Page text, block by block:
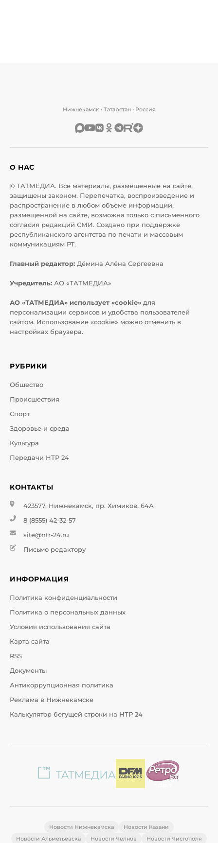
Нижнекамск • Татарстан • Россия
О НАС
© ТАТМЕДИА. Все материалы, размещенные на сайте,
защищены законом. Перепечатка, воспроизведение и
распространение в любом объеме информации,
размещенной на сайте, возможна только с письменного
согласия редакций СМИ. Создано при поддержке
республиканского агентства по печати и массовым
коммуникациям РТ.
Главный редактор: Дёмина Алёна Сергеевна
Учредитель: АО «ТАТМЕДИА»
АО «ТАТМЕДИА» использует «cookie» для
персонализации сервисов и удобства пользователей
сайтом. Использование «cookie» можно отменить в
настройках браузера.
РУБРИКИ
Общество
Происшествия
Спорт
Здоровье и среда
Культура
Передачи НТР 24
КОНТАКТЫ
423577, Нижнекамск, пр. Химиков, 64А
8 (8555) 42-32-57
site@ntr-24.ru
Письмо редактору
ИНФОРМАЦИЯ
Политика конфиденциальности
Политика о персональных данных
Условия использования сайта
Карта сайта
RSS
Документы
Антикоррупционная политика
Реклама в Нижнекамске
Калькулятор бегущей строки на НТР 24
Новости Нижнекамска
Новости Казани
Новости Альметьевска
Новости Челнов
Новости Чистополя